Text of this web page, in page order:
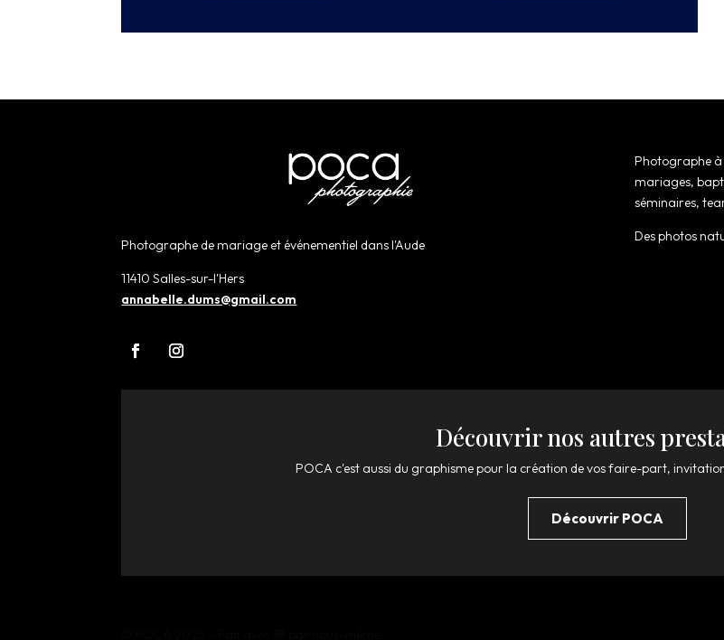
Photographe de mariage et événementiel dans l'Aude
11410 Salles-sur-l'Hers
annabelle.dums@gmail.com
Photographe à
mariages,
séminaires,
Des photos
Découvrir nos autres
POCA c'est aussi du graphisme pour la création de vos faire-part,
Découvrir POCA